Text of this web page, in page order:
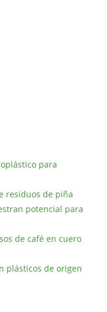
para
residuos de piña
potencial para
de café en cuero
plásticos de origen